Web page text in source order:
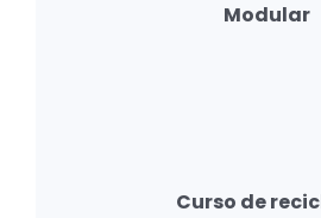
Modular
Curso de